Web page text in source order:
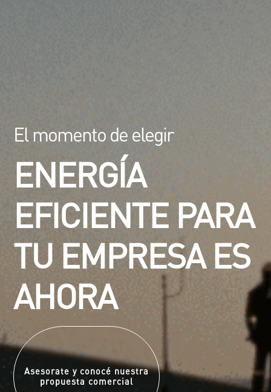
El momento de elegir
ENERGÍA
EFICIENTE PARA
TU EMPRESA ES
AHORA
Asesorate y conocé nuestra
propuesta comercial